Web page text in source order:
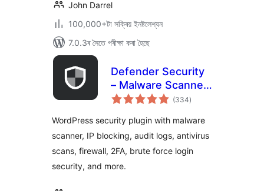
John Darrel
100,000+টা সক্ৰিয় ইনষ্টলেশ্যন
7.0.3ৰ সৈতে পৰীক্ষা কৰা হৈছে
Defender Security
– Malware Scanner,
Login Security &
(334টা
মুঠ)
WordPress security plugin with malware
scanner, IP blocking, audit logs, antivirus
scans, firewall, 2FA, brute force login
security, and more.